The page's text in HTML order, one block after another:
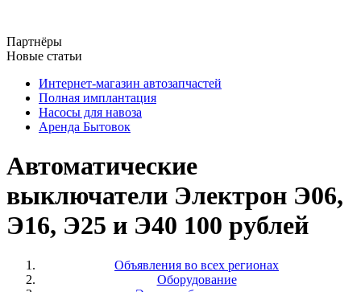
Партнёры
Новые статьи
Интернет-магазин автозапчастей
Полная имплантация
Насосы для навоза
Аренда Бытовок
Автоматические
выключатели Электрон Э06,
Э16, Э25 и Э40 100 рублей
Объявления во всех регионах
Оборудование